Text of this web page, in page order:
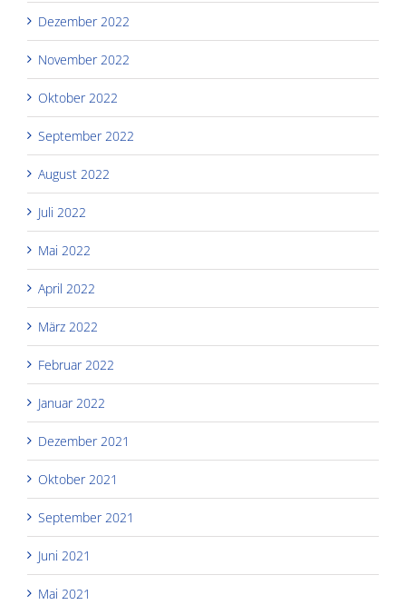
Dezember 2022
November 2022
Oktober 2022
September 2022
August 2022
Juli 2022
Mai 2022
April 2022
März 2022
Februar 2022
Januar 2022
Dezember 2021
Oktober 2021
September 2021
Juni 2021
Mai 2021